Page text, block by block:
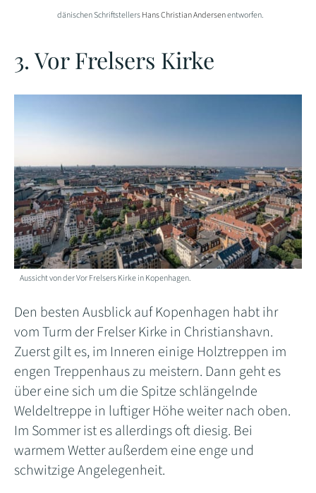
dänischen SchriftstellersHans Christian Andersenentworfen.
3. Vor Frelsers Kirke
Aussicht von der Vor Frelsers Kirke in Kopenhagen.
Den besten Ausblick auf Kopenhagen habt ihr
vom Turm der Frelser Kirke in Christianshavn.
Zuerst gilt es, im Inneren einige Holztreppen im
engen Treppenhaus zu meistern. Dann geht es
über eine sich um die Spitze schlängelnde
Weldeltreppe in luftiger Höhe weiter nach oben.
Im Sommer ist es allerdings oft diesig. Bei
warmem Wetter außerdem eine enge und
schwitzige Angelegenheit.